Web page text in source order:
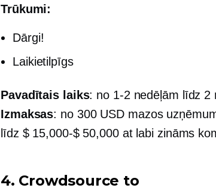
Trūkumi:
Dārgi!
Laikietilpīgs
Pavadītais laiks: no 1-2 nedēļām līdz 2
Izmaksas: no 300 USD mazos
līdz $ 15,000-$ 50,000at labi zināms
4. Crowdsource to